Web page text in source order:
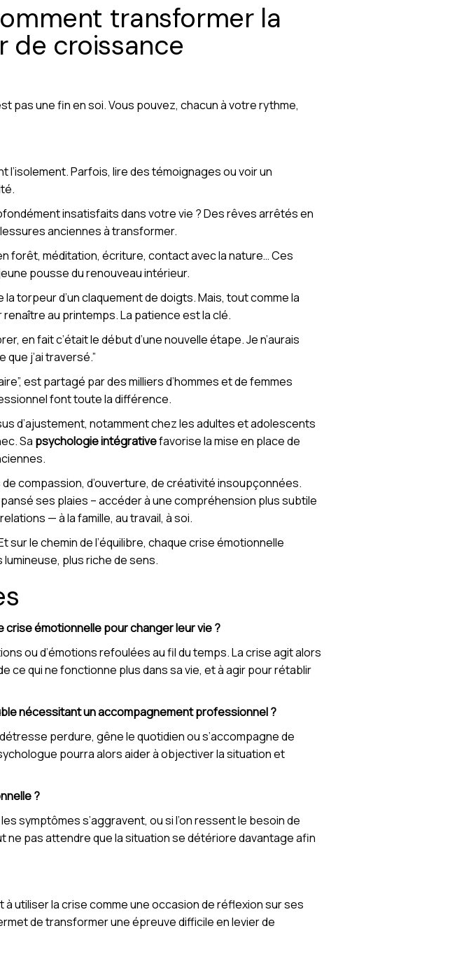
transformer la
de croissance
pas une fin en soi. Vous pouvez, chacun à votre rythme,
l’isolement. Parfois, lire des témoignages ou voir un
insatisfaits dans votre vie ? Des rêves arrêtés en
anciennes à transformer.
forêt, méditation, écriture, contact avec la nature… Ces
pousse du renouveau intérieur.
torpeur d’un claquement de doigts. Mais, tout comme la
au printemps. La patience est la clé.
en fait c’était le début d’une nouvelle étape. Je n’aurais
j’ai traversé.”
est partagé par des milliers d’hommes et de femmes
font toute la différence.
d’ajustement, notamment chez les adultes et adolescents
Sa psychologie intégrativefavorise la mise en place de
compassion, d’ouverture, de créativité insoupçonnées.
ses plaies – accéder à une compréhension plus subtile
— à la famille, au travail, à soi.
le chemin de l’équilibre, chaque crise émotionnelle
plus riche de sens.
émotionnelle pour changer leur vie ?
ou d’émotions refoulées au fil du temps. La crise agit alors
ce qui ne fonctionne plus dans sa vie, et à agir pour rétablir
nécessitant un accompagnement professionnel ?
perdure, gêne le quotidien ou s’accompagne de
pourra alors aider à objectiver la situation et
?
symptômes s’aggravent, ou si l’on ressent le besoin de
pas attendre que la situation se détériore davantage afin
à utiliser la crise comme une occasion de réflexion sur ses
de transformer une épreuve difficile en levier de